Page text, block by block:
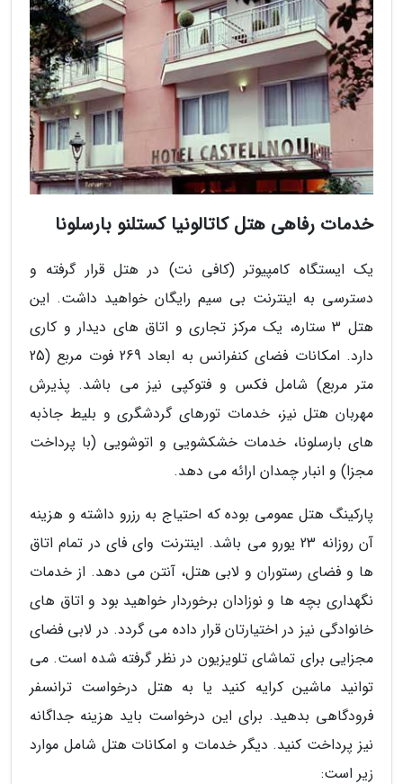
خدمات رفاهی هتل کاتالونیا کستلنو بارسلونا
یک ایستگاه کامپیوتر (کافی نت) در هتل قرار گرفته و
دسترسی به اینترنت بی سیم رایگان خواهید داشت. این
هتل 3 ستاره، یک مرکز تجاری و اتاق های دیدار و کاری
دارد. امکانات فضای کنفرانس به ابعاد 269 فوت مربع (25
متر مربع) شامل فکس و فتوکپی نیز می باشد. پذیرش
مهربان هتل نیز، خدمات تورهای گردشگری و بلیط جاذبه
های بارسلونا، خدمات خشکشویی و اتوشویی (با پرداخت
مجزا) و انبار چمدان ارائه می دهد.
پارکینگ هتل عمومی بوده که احتیاج به رزرو داشته و هزینه
آن روزانه 23 یورو می باشد. اینترنت وای فای در تمام اتاق
ها و فضای رستوران و لابی هتل، آنتن می دهد. از خدمات
نگهداری بچه ها و نوزادان برخوردار خواهید بود و اتاق های
خانوادگی نیز در اختیارتان قرار داده می گردد. در لابی فضای
مجزایی برای تماشای تلویزیون در نظر گرفته شده است. می
توانید ماشین کرایه کنید یا به هتل درخواست ترانسفر
فرودگاهی بدهید. برای این درخواست باید هزینه جداگانه
نیز پرداخت کنید. دیگر خدمات و امکانات هتل شامل موارد
زیر است: